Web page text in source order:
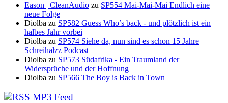
Eason | CleanAudio zu SP554 Mai-Mai-Mai Endlich eine
neue Folge
Diolba zu SP582 Guess Who’s back - und plötzlich ist ein
halbes Jahr vorbei
Diolba zu SP574 Siehe da, nun sind es schon 15 Jahre
Schreihalzz Podcast
Diolba zu SP573 Südafrika - Ein Traumland der
Widersprüche und der Hoffnung
Diolba zu SP566 The Boy is Back in Town
MP3 Feed